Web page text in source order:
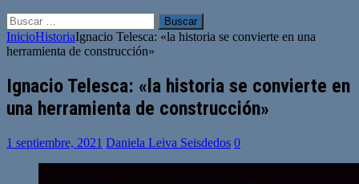
Buscar:
InicioHistoriaIgnacio Telesca: «la historia se convierte en una
herramienta de construcción»
Ignacio Telesca: «la historia se convierte en
una herramienta de construcción»
1 septiembre, 2021 Daniela Leiva Seisdedos 0